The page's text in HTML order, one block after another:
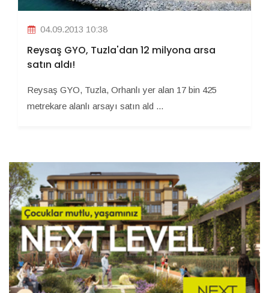
04.09.2013 10:38
Reysaş GYO, Tuzla'dan 12 milyona arsa
satın aldı!
Reysaş GYO, Tuzla, Orhanlı yer alan 17 bin 425
metrekare alanlı arsayı satın ald ...